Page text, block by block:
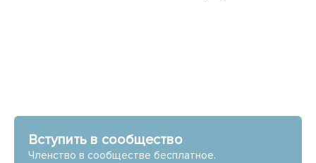
Вступить в сообщество
Членство в сообществе бесплатное.